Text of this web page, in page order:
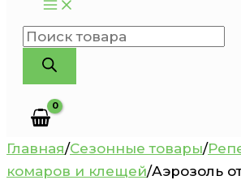
Поиск
товаров
Главная/Сезонные товары/
комаров и клещей/Аэрозоль